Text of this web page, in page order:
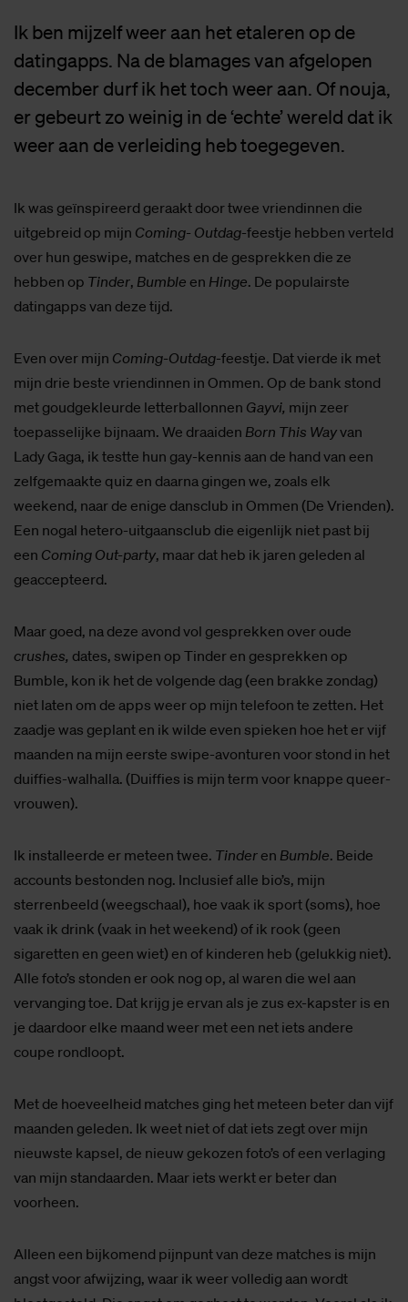
Ik ben mijzelf weer aan het etaleren op de
datingapps. Na de blamages van afgelopen
december durf ik het toch weer aan. Of nouja,
er gebeurt zo weinig in de ‘echte’ wereld dat ik
weer aan de verleiding heb toegegeven.
Ik was geïnspireerd geraakt door twee vriendinnen die
uitgebreid op mijn Coming- Outdag-feestje hebben verteld
over hun geswipe, matches en de gesprekken die ze
hebben op Tinder, Bumble en Hinge. De populairste
datingapps van deze tijd.
Even over mijn Coming-Outdag-feestje. Dat vierde ik met
mijn drie beste vriendinnen in Ommen. Op de bank stond
met goudgekleurde letterballonnen Gayvi, mijn zeer
toepasselijke bijnaam. We draaiden Born This Wayvan
Lady Gaga, ik testte hun gay-kennis aan de hand van een
zelfgemaakte quiz en daarna gingen we, zoals elk
weekend, naar de enige dansclub in Ommen (De Vrienden).
Een nogal hetero-uitgaansclub die eigenlijk niet past bij
een Coming Out-party, maar dat heb ik jaren geleden al
geaccepteerd.
Maar goed, na deze avond vol gesprekken over oude
crushes, dates, swipen op Tinder en gesprekken op
Bumble, kon ik het de volgende dag (een brakke zondag)
niet laten om de apps weer op mijn telefoon te zetten. Het
zaadje was geplant en ik wilde even spieken hoe het er vijf
maanden na mijn eerste swipe-avonturen voor stond in het
duiffies-walhalla. (Duiffies is mijn term voor knappe queer-
vrouwen).
Ik installeerde er meteen twee. Tinder en Bumble. Beide
accounts bestonden nog. Inclusief alle bio’s, mijn
sterrenbeeld (weegschaal), hoe vaak ik sport (soms), hoe
vaak ik drink (vaak in het weekend) of ik rook (geen
sigaretten en geen wiet) en of kinderen heb (gelukkig niet).
Alle foto’s stonden er ook nog op, al waren die wel aan
vervanging toe. Dat krijg je ervan als je zus ex-kapster is en
je daardoor elke maand weer met een net iets andere
coupe rondloopt.
Met de hoeveelheid matches ging het meteen beter dan vijf
maanden geleden. Ik weet niet of dat iets zegt over mijn
nieuwste kapsel, de nieuw gekozen foto’s of een verlaging
van mijn standaarden. Maar iets werkt er beter dan
voorheen.
Alleen een bijkomend pijnpunt van deze matches is mijn
angst voor afwijzing, waar ik weer volledig aan wordt